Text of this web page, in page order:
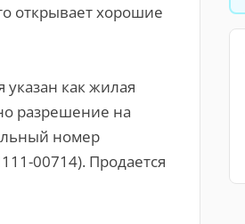
открывает хорошие
как жилая
разрешение на
номер
00714). Продается